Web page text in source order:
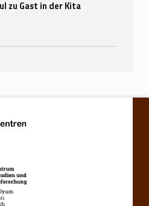
zu Gast in der Kita